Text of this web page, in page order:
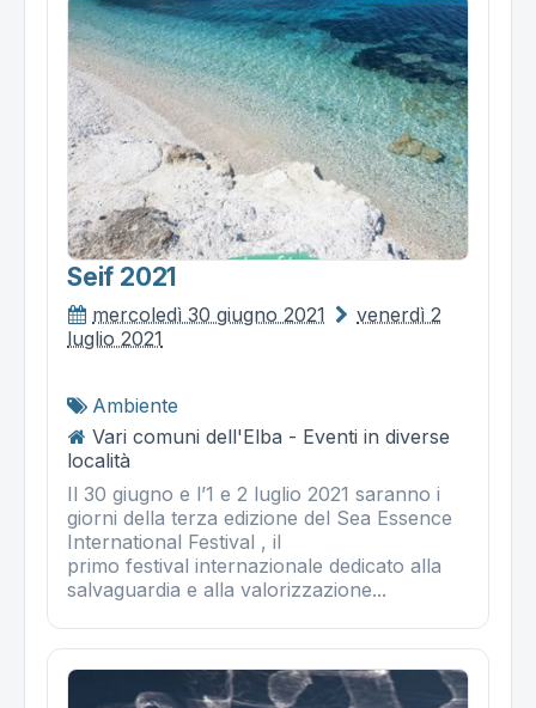
Seif 2021
mercoledì 30 giugno 2021
venerdì 2
luglio 2021
Ambiente
Vari comuni dell'Elba - Eventi in diverse
località
Il 30 giugno e l’1 e 2 luglio 2021 saranno i
giorni della terza edizione del Sea Essence
International Festival , il
primo festival internazionale dedicato alla
salvaguardia e alla valorizzazione...